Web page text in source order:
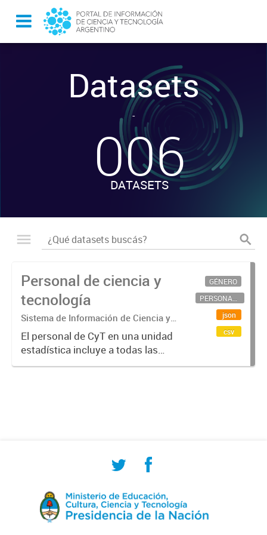
Datasets
-
006
DATASETS
Personal de ciencia y
tecnología
Sistema de Información de Ciencia y
Tecnología Argentino (SICYTAR)
El personal de CyT en una unidad
estadística incluye a todas las
personas involucradas
GÉNERO
PERSONAL CIENTÍFICO-TECNOLÓGICO
json
csv